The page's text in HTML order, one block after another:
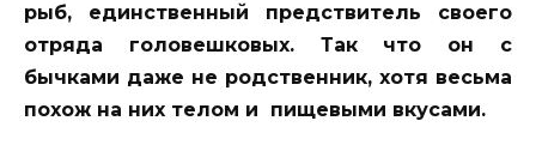
рыб, единственный предствитель своего
отряда головешковых. Так что он с
бычками даже не родственник, хотя весьма
похож на них телом и пищевыми вкусами.